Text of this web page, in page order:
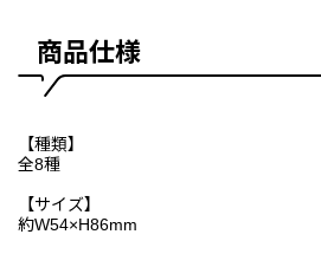
商品仕様
【種類】
全8種
【サイズ】
約W54×H86mm